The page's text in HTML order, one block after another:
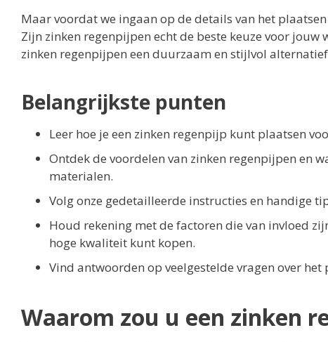
Maar voordat we ingaan op de details van het
Zijn zinken regenpijpen echt de beste keuze voor
zinken regenpijpen een duurzaam en stijlvol
Belangrijkste punten
Leer hoe je een zinken regenpijp kunt plaatsen
Ontdek de voordelen van zinken regenpijpen en
materialen.
Volg onze gedetailleerde instructies en handige
Houd rekening met de factoren die van invloed
hoge kwaliteit kunt kopen.
Vind antwoorden op veelgestelde vragen over
Waarom zou u een zinken